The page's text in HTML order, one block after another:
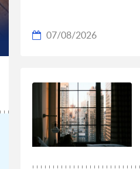
07/08/2026